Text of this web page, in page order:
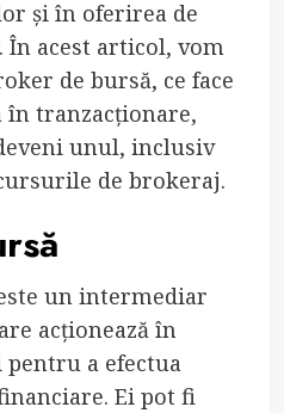
și în oferirea de
acest articol, vom
de bursă, ce face
în tranzacționare,
unul, inclusiv
de brokeraj.
un intermediar
acționează în
a efectua
Ei pot fi